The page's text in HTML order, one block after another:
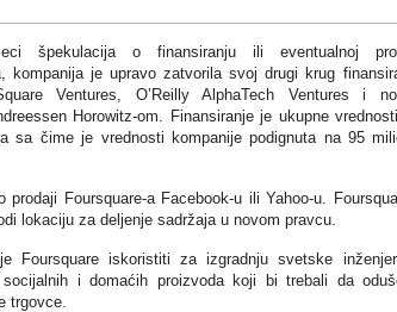
špekulacija o finansiranju ili eventualnoj
kompanija je upravo zatvorila svoj drugi krug
Ventures, O’Reilly AlphaTech Ventures i
Horowitz-om. Finansiranje je ukupne
sa čime je vrednosti kompanije podignuta na 95
Foursquare-a Facebook-u ili Yahoo-u.
lokaciju za deljenje sadržaja u novom pravcu.
Foursquare iskoristiti za izgradnju svetske
i domaćih proizvoda koji bi trebali da
trgovce.